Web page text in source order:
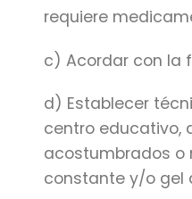
requiere
c) Acordar con la
d) Establecer
centro educativo,
acostumbrados o
constante y/o gel